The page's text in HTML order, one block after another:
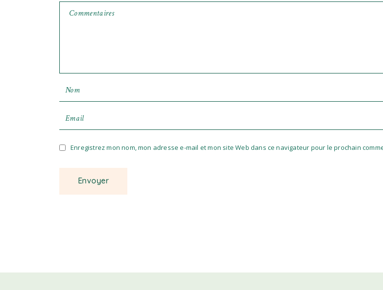
Enregistrez mon nom, mon adresse e-mail et mon site Web dans ce navigateur pour le prochain